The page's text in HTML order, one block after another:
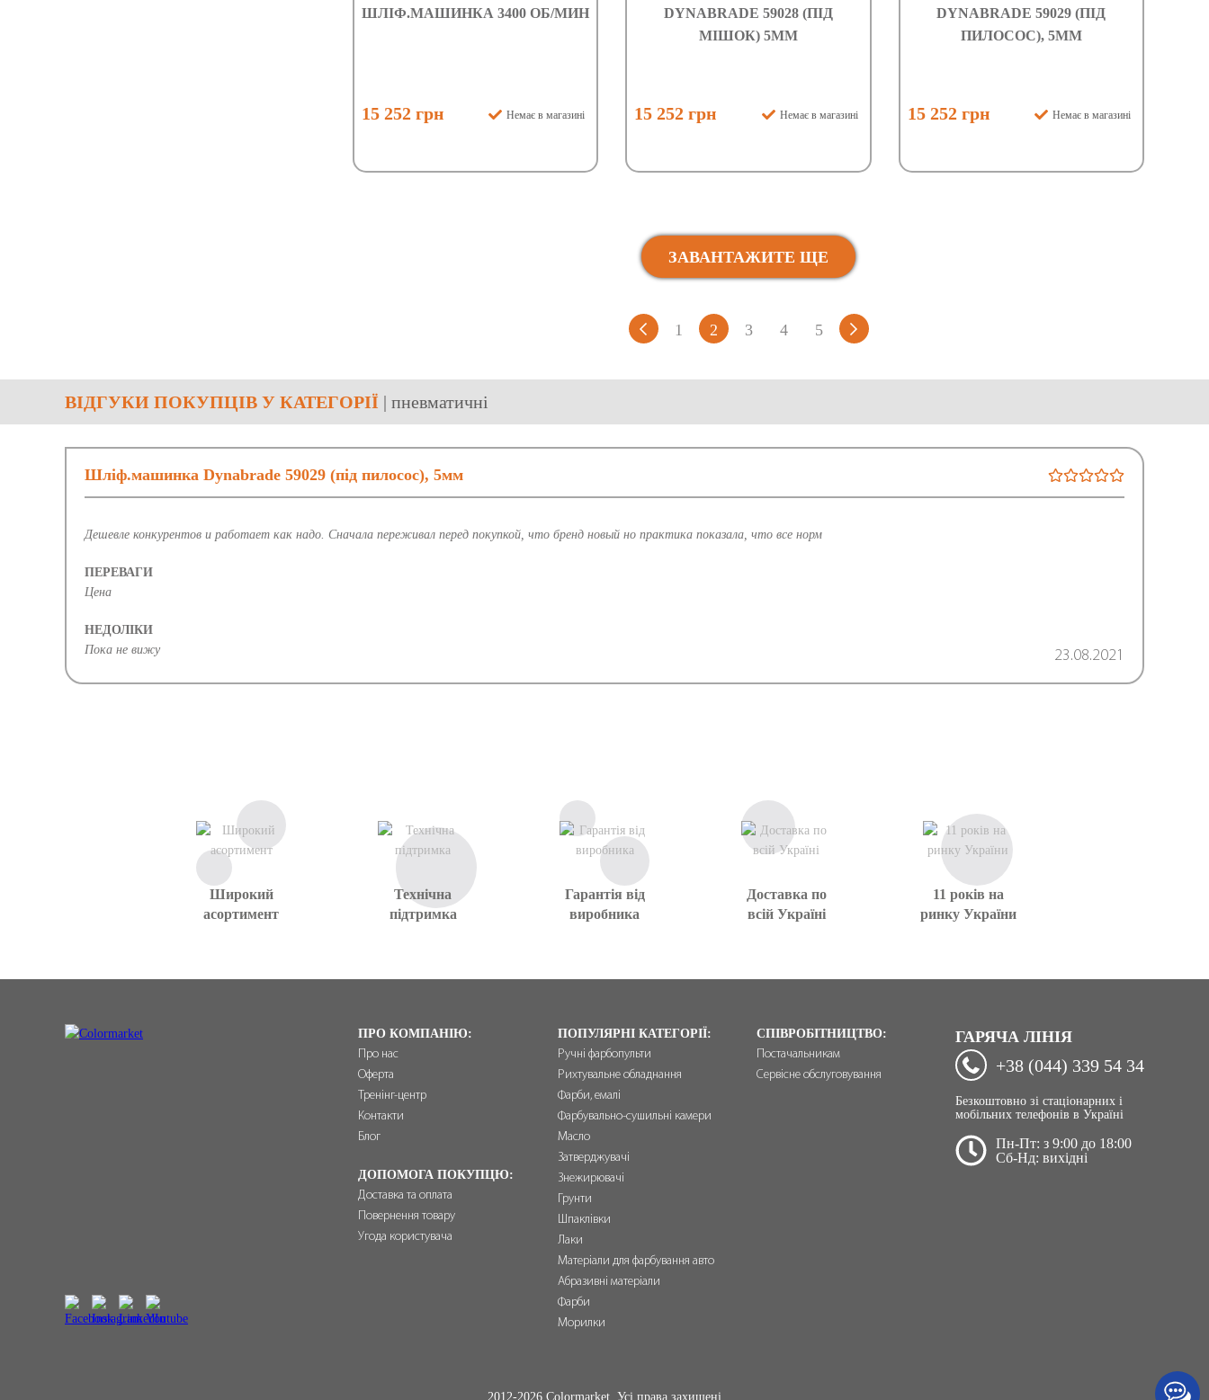
ШЛІФ.МАШИНКА 3400 ОБ/МИН
15 252 грн Немає в магазині
DYNABRADE 59028 (ПІД
МІШОК) 5ММ
15 252 грн Немає в магазині
DYNABRADE 59029 (ПІД
ПИЛОСОС), 5ММ
15 252 грн Немає в магазині
ЗАВАНТАЖИТЕ ЩЕ
1 2 3 4 5
ВІДГУКИ ПОКУПЦІВ У КАТЕГОРІЇ | пневматичні
Шліф.машинка Dynabrade 59029 (під пилосос), 5мм
23.08.2021
Дешевле конкурентов и работает как надо. Сначала переживал перед покупкой, что бренд новый но практика показала, что все норм
ПЕРЕВАГИ
Цена
НЕДОЛІКИ
Пока не вижу
Широкий
асортимент
Технічна
підтримка
Гарантія від
виробника
Доставка по
всій Україні
11 років на
ринку України
ПРО КОМПАНІЮ:
Про нас
Оферта
Тренінг-центр
Контакти
Блог
ДОПОМОГА ПОКУПЦЮ:
Доставка та оплата
Повернення товару
Угода користувача
ПОПУЛЯРНІ КАТЕГОРІЇ:
Ручні фарбопульти
Рихтувальне обладнання
Фарби, емалі
Фарбувально-сушильні камери
Масло
Затверджувачі
Знежирювачі
Грунти
Шпаклівки
Лаки
Матеріали для фарбування авто
Абразивні матеріали
Фарби
Морилки
СПІВРОБІТНИЦТВО:
Постачальникам
Сервісне обслуговування
ГАРЯЧА ЛІНІЯ
+38 (044) 339 54 34
Безкоштовно зі стаціонарних і
мобільних телефонів в Україні
Пн-Пт: з 9:00 до 18:00
Сб-Нд: вихідні
2012-2026 Colormarket. Усі права захищені